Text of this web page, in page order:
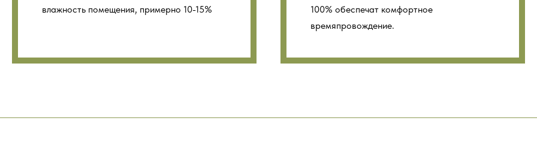
влажность помещения, примерно 10-15%
100% обеспечат комфортное
времяпровождение.